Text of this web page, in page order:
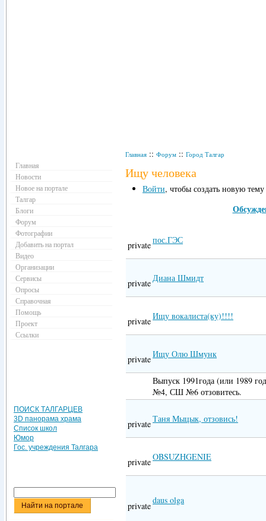
Главная :: Форум :: Город Талгар
Ищу человека
Войти, чтобы создать новую
privateпос.ГЭС
privateДиана Шмидт
privateИщу вокалиста(ку)!!!!
privateИщу Олю Шмунк
Выпуск 1991года (или 1989
№4, СШ №6 отзовитесь.
privateТаня Мыцык, отзовись!
privateOBSUZHGENIE
private
daus olga
Главная
Новости
Новое на портале
Талгар
Блоги
Форум
Фотографии
Добавить на портал
Видео
Организации
Сервисы
Опросы
Справочная
Помощь
Проект
Ссылки
ПОИСК ТАЛГАРЦЕВ
3D панорама храма
Список школ
Юмор
Гос. учреждения Талгара